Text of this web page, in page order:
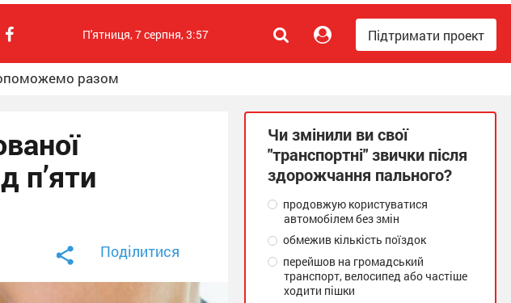
Підтримати проект
П'ятниця, 7 серпня, 3:57
разом
п’яти
Поділитися
Чи змінили ви свої
"транспортні" звички після
здорожчання пального?
продовжую користуватися
автомобілем без змін
обмежив кількість поїздок
перейшов на громадський
транспорт, велосипед або частіше
ходити пішки